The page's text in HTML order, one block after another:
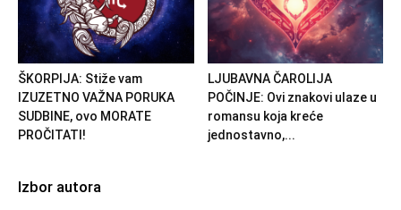
ŠKORPIJA: Stiže vam
IZUZETNO VAŽNA PORUKA
SUDBINE, ovo MORATE
PROČITATI!
LJUBAVNA ČAROLIJA
POČINJE: Ovi znakovi ulaze u
romansu koja kreće
jednostavno,...
Izbor autora